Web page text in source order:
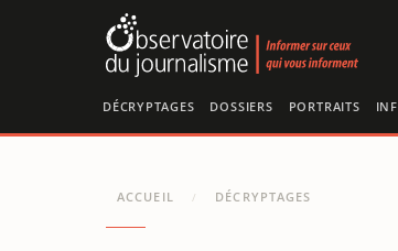
DÉCRYPTAGES DOSSIERS PORTRAITS
ACCUEIL / DÉCRYPTAGES
Panneau de gestion des cookies